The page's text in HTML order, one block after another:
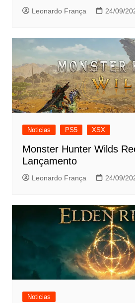
Leonardo França 24/09/
Noticias PS5 XSX
Monster Hunter Wilds
Lançamento
Leonardo França 24/09/
Noticias